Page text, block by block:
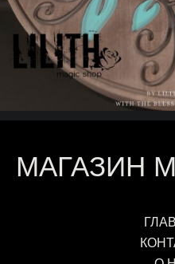
МАГАЗИН